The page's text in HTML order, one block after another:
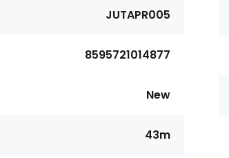
JUTAPR005
8595721014877
New
43m